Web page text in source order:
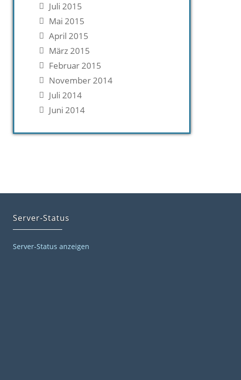
Juli 2015
Mai 2015
April 2015
März 2015
Februar 2015
November 2014
Juli 2014
Juni 2014
Server-Status
Server-Status anzeigen